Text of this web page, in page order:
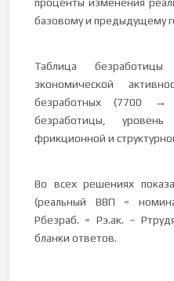
базовому и предыдущему
Таблица
экономической
безработных (7700
безработицы,
фрикционной и
Во всех решениях
(реальный ВВП =
Рбезраб. = Pэ.ак. –
бланки ответов.